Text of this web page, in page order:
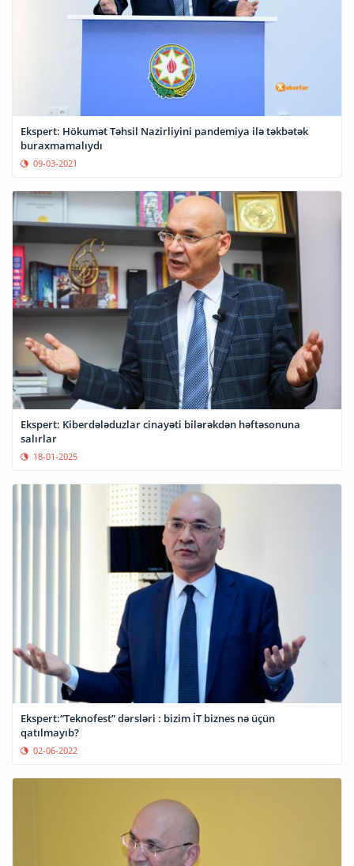
Ekspert: Hökumət Təhsil Nazirliyini pandemiya ilə təkbətək
buraxmamalıydı
09-03-2021
Ekspert: Kiberdələduzlar cinayəti bilərəkdən həftəsonuna
salırlar
18-01-2025
Ekspert:“Teknofest” dərsləri : bizim İT biznes nə üçün
qatılmayıb?
02-06-2022